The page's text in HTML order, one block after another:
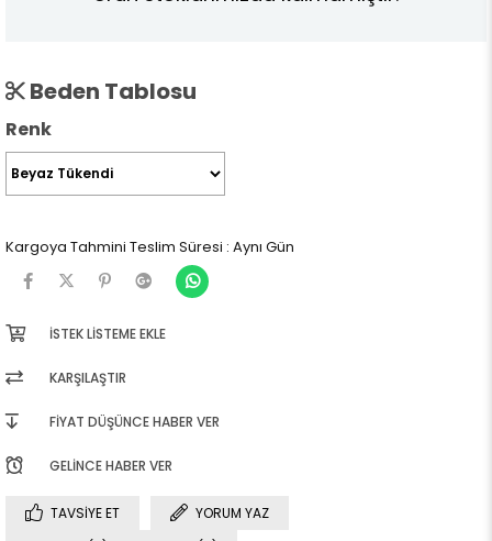
Beden Tablosu
Renk
Kargoya Tahmini Teslim Süresi : Aynı Gün
İSTEK LISTEME EKLE
KARŞILAŞTIR
FIYAT DÜŞÜNCE HABER VER
GELINCE HABER VER
TAVSIYE ET
YORUM YAZ